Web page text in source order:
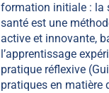
formation initiale : la
santé est une
active et innovante,
l’apprentissage
pratique réflexive
pratiques en matière